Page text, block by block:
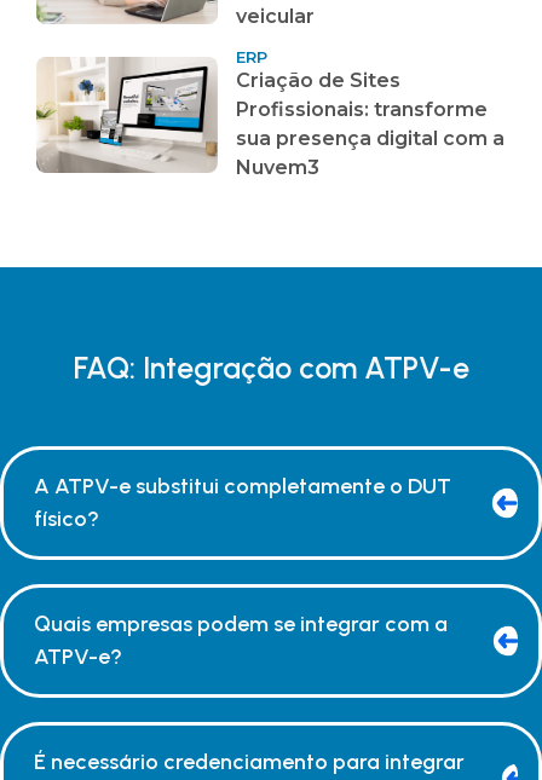
veicular
ERP
Criação de Sites
Profissionais: transforme
sua presença digital com a
Nuvem3
FAQ: Integração com ATPV-e
A ATPV-e substitui completamente o DUT
físico?
Quais empresas podem se integrar com a
ATPV-e?
É necessário credenciamento para integrar